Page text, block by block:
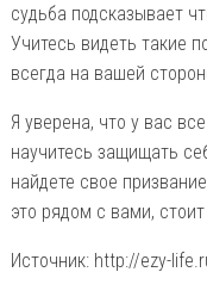
судьба подсказывает
Учитесь видеть такие
всегда на вашей
Я уверена, что у вас
научитесь защищать
найдете свое
это рядом с вами,
Источник: http://ezy-